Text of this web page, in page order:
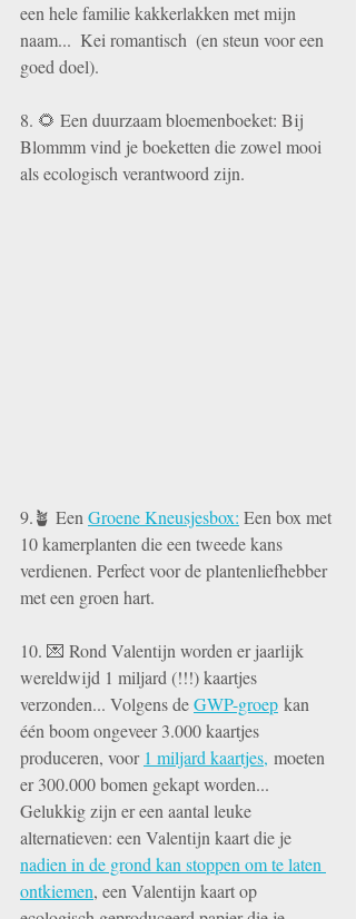
een hele familie kakkerlakken met mijn
naam...  Kei romantisch  (en steun voor een
goed doel).
8. 🌻 Een duurzaam bloemenboeket: Bij
Blommm vind je boeketten die zowel mooi
als ecologisch verantwoord zijn.
9.🪴 Een Groene Kneusjesbox: Een box met
10 kamerplanten die een tweede kans
verdienen. Perfect voor de plantenliefhebber
met een groen hart.
10. 💌 Rond Valentijn worden er jaarlijk
wereldwijd 1 miljard (!!!) kaartjes
verzonden... Volgens de GWP-groep kan
één boom ongeveer 3.000 kaartjes
produceren, voor 1 miljard kaartjes, moeten
er 300.000 bomen gekapt worden...
Gelukkig zijn er een aantal leuke
alternatieven: een Valentijn kaart die je
nadien in de grond kan stoppen om te laten
ontkiemen, een Valentijn kaart op